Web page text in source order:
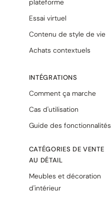
plateforme
Essai virtuel
Contenu de style de vie
Achats contextuels
INTÉGRATIONS
Comment ça marche
Cas d'utilisation
Guide des fonctionnalités
CATÉGORIES DE VENTE
AU DÉTAIL
Meubles et décoration
d'intérieur